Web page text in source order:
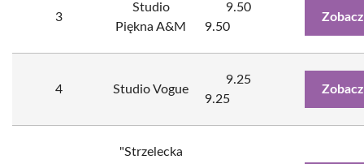
3
Studio
Piękna A&M
9.50
9.50
4 Studio Vogue
9.25
9.25
"Strzelecka